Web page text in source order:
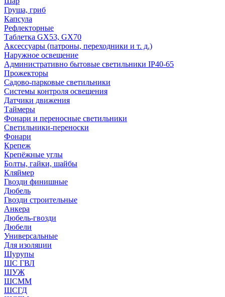
Груша, гриб
Капсула
Рефлекторные
Таблетка GX53, GX70
Аксессуары (патроны, переходники и т. д.)
Наружное освещение
Административно бытовые светильники IP40-65
Прожекторы
Садово-парковые светильники
Системы контроля освещения
Датчики движения
Таймеры
Фонари и переносные светильники
Светильники-переноски
Фонари
Крепеж
Крепёжные углы
Болты, гайки, шайбы
Кляймер
Гвозди финишные
Дюбель
Гвозди строительные
Анкера
Дюбель-гвозди
Дюбели
Универсальные
Для изоляции
Шурупы
ШС ГВЛ
ШУЖ
ШСММ
ШСГД